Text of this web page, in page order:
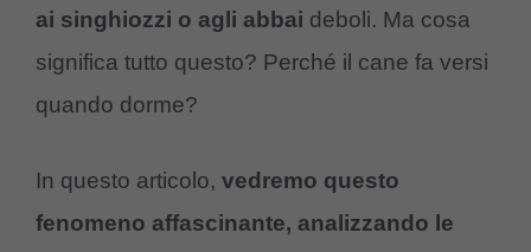
ai singhiozzi o agli abbai deboli. Ma cosa
significa tutto questo? Perché il cane fa versi
quando dorme?
In questo articolo, vedremo questo
fenomeno affascinante, analizzando le